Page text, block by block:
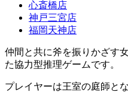
心斎橋店
神戸三宮店
福岡天神店
仲間と共に斧を振りかざす
た協力型推理ゲームです。
プレイヤーは王室の庭師と